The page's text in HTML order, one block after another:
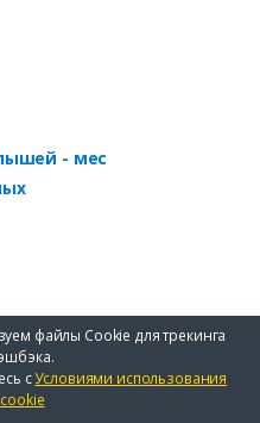
- мес
файлы Cookie для трекинга
сУсловиями использования